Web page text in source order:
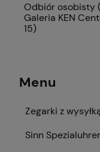
Odbiór osobisty
Galeria KEN
15)
Menu
Zegarki z
Sinn